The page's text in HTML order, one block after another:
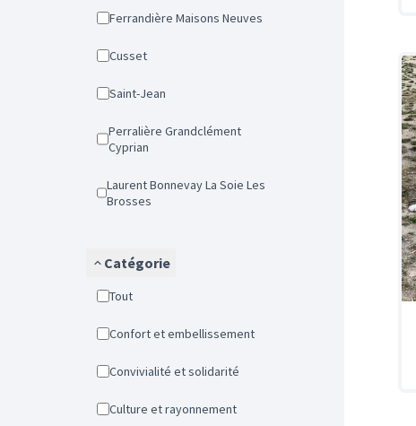
Ferrandière Maisons Neuves
Cusset
Saint-Jean
Perralière Grandclément
Cyprian
Laurent Bonnevay La Soie Les
Brosses
Catégorie
Tout
Confort et embellissement
Convivialité et solidarité
Culture et rayonnement